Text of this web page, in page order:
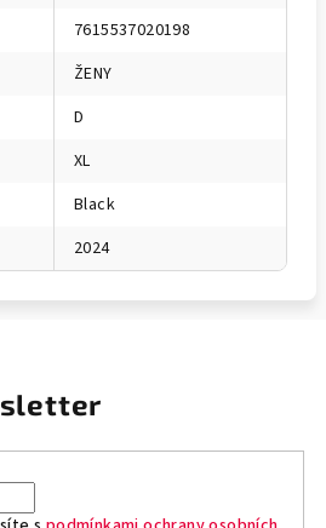
7615537020198
ŽENY
D
XL
Black
2024